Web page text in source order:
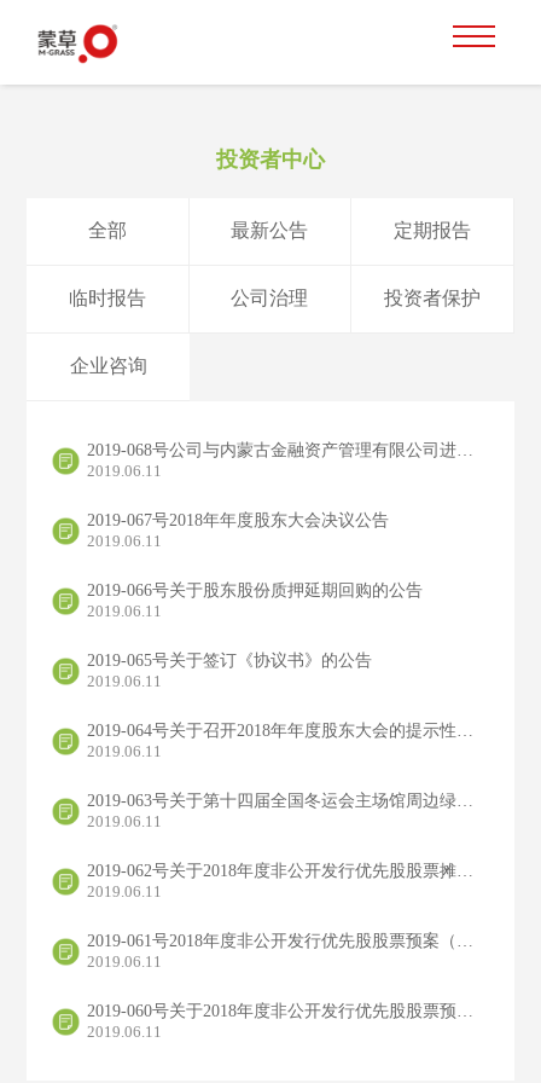
投资者中心
全部 最新公告 定期报告
临时报告 公司治理 投资者保护
企业咨询
2019-068号公司与内蒙古金融资产管理有限公司进行关联交易的公告
2019.06.11
2019-067号2018年年度股东大会决议公告
2019.06.11
2019-066号关于股东股份质押延期回购的公告
2019.06.11
2019-065号关于签订《协议书》的公告
2019.06.11
2019-064号关于召开2018年年度股东大会的提示性公告
2019.06.11
2019-063号关于第十四届全国冬运会主场馆周边绿化提升改造工程PPP项目中标公示的公告
2019.06.11
2019-062号关于2018年度非公开发行优先股股票摊薄即期回报及填补回报措施（修订稿）的公告
2019.06.11
2019-061号2018年度非公开发行优先股股票预案（修订稿二）的公告
2019.06.11
2019-060号关于2018年度非公开发行优先股股票预案（修订稿二）修订说明的公告
2019.06.11